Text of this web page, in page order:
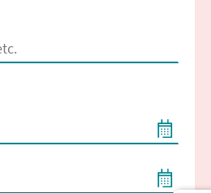
wenn mindestens 2 Zeichen